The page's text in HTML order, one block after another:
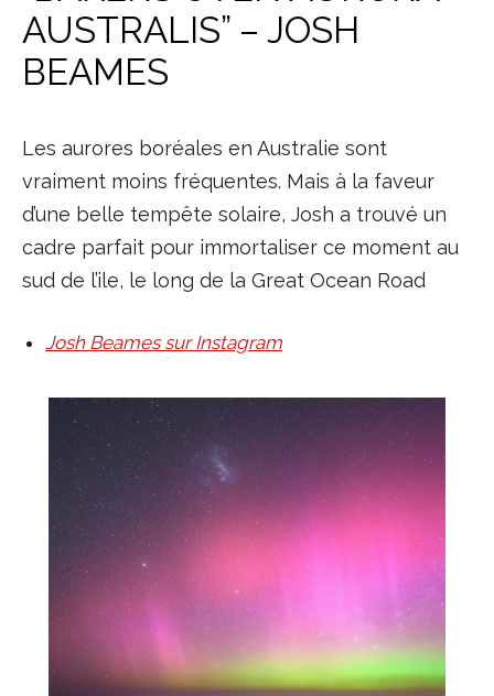
AUSTRALIS” – JOSH
BEAMES
Les aurores boréales en Australie sont
vraiment moins fréquentes. Mais à la faveur
d’une belle tempête solaire, Josh a trouvé un
cadre parfait pour immortaliser ce moment au
sud de l’ile, le long de la Great Ocean Road
Josh Beames sur Instagram